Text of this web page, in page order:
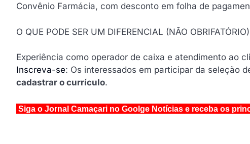
Convênio Farmácia, com desconto em folha de
O QUE PODE SER UM DIFERENCIAL (NÃO
Experiência como operador de caixa e atendimento ao
Inscreva-se: Os interessados em participar da seleção
cadastrar o currículo.
Siga o Jornal Camaçari no Goolge Notícias e receba os